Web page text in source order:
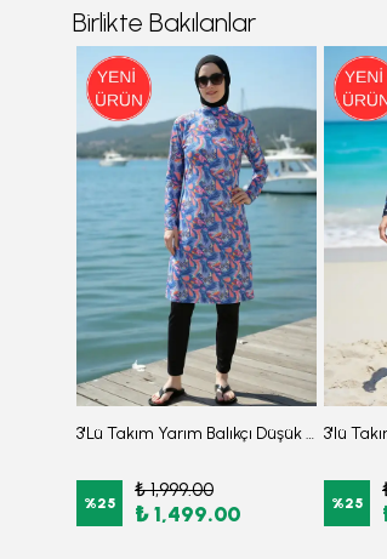
Birlikte Bakılanlar
3'Lü Takım Yarım Balıkçı Düşük Omuz Yarasakol Likralı Kumaş Burkini Tesettür Mayo D48
%25
₺ 1,999.00
₺ 1,499.00 %25